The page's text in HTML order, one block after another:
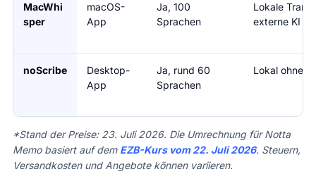
MacWhi
sper
macOS-
App
Ja, 100
Sprachen
Lokale
externe KI
noScribe
Desktop-
App
Ja, rund 60
Sprachen
Lokal ohne
*Stand der Preise: 23. Juli 2026. Die Umrechnung für Notta
Memo basiert auf dem EZB-Kurs vom 22. Juli 2026. Steuern,
Versandkosten und Angebote können variieren.